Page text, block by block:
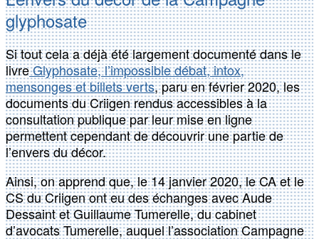
glyphosate
Si tout cela a déjà été largement documenté dans le
livreGlyphosate, l’impossible débat, intox,
mensonges et billets verts, paru en février 2020, les
documents du Criigen rendus accessibles à la
consultation publique par leur mise en ligne
permettent cependant de découvrir une partie de
l’envers du décor.
Ainsi, on apprend que, le 14 janvier 2020, le CA et le
CS du Criigen ont eu des échanges avec Aude
Dessaint et Guillaume Tumerelle, du cabinet
d’avocats Tumerelle, auquel l’association Campagne